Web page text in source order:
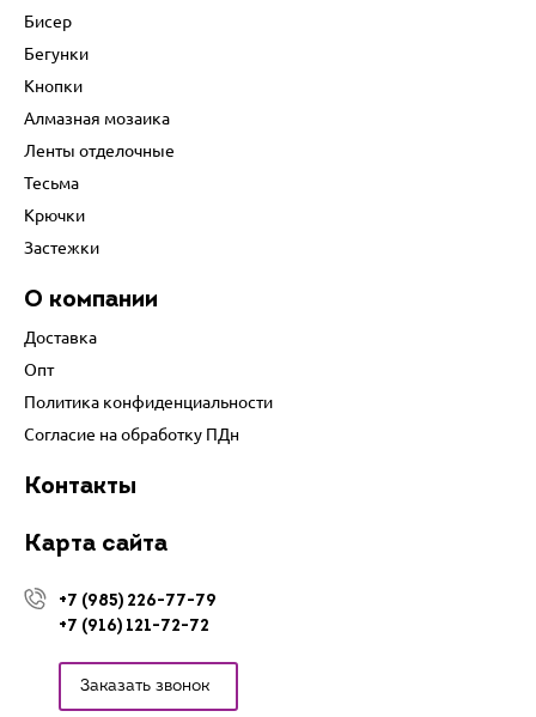
Бисер
Бегунки
Кнопки
Алмазная мозаика
Ленты отделочные
Тесьма
Крючки
Застежки
О компании
Доставка
Опт
Политика конфиденциальности
Согласие на обработку ПДн
Контакты
Карта сайта
+7 (985) 226-77-79
+7 (916) 121-72-72
Заказать звонок